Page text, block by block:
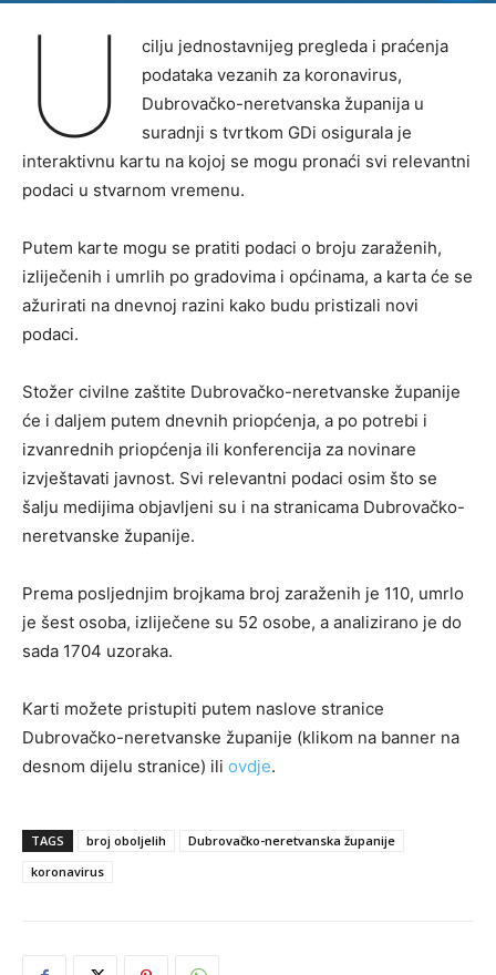
U
cilju jednostavnijeg pregleda i praćenja
podataka vezanih za koronavirus,
Dubrovačko-neretvanska županija u
suradnji s tvrtkom GDi osigurala je
interaktivnu kartu na kojoj se mogu pronaći svi relevantni
podaci u stvarnom vremenu.
Putem karte mogu se pratiti podaci o broju zaraženih,
izliječenih i umrlih po gradovima i općinama, a karta će se
ažurirati na dnevnoj razini kako budu pristizali novi
podaci.
Stožer civilne zaštite Dubrovačko-neretvanske županije
će i daljem putem dnevnih priopćenja, a po potrebi i
izvanrednih priopćenja ili konferencija za novinare
izvještavati javnost. Svi relevantni podaci osim što se
šalju medijima objavljeni su i na stranicama Dubrovačko-
neretvanske županije.
Prema posljednjim brojkama broj zaraženih je 110, umrlo
je šest osoba, izliječene su 52 osobe, a analizirano je do
sada 1704 uzoraka.
Karti možete pristupiti putem naslove stranice
Dubrovačko-neretvanske županije (klikom na banner na
desnom dijelu stranice) ili ovdje.
TAGS broj oboljelih
Dubrovačko-neretvanska županije
koronavirus